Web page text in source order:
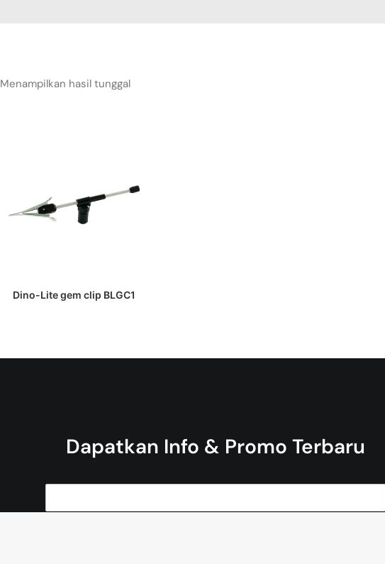
Menampilkan hasil tunggal
DAPATKAN PENAWARAN HARGA
Dino-Lite gem clip BLGC1
Dapatkan Info & Promo Terbaru